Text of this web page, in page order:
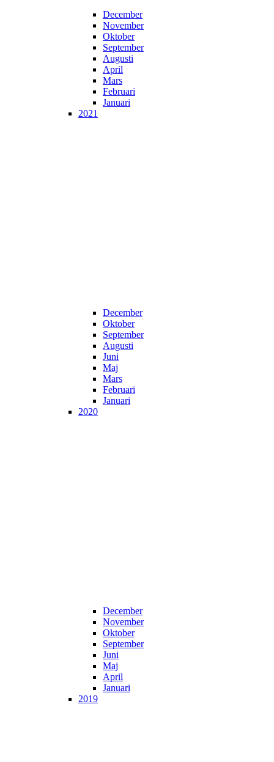
December
November
Oktober
September
Augusti
April
Mars
Februari
Januari
2021
December
Oktober
September
Augusti
Juni
Maj
Mars
Februari
Januari
2020
December
November
Oktober
September
Juni
Maj
April
Januari
2019